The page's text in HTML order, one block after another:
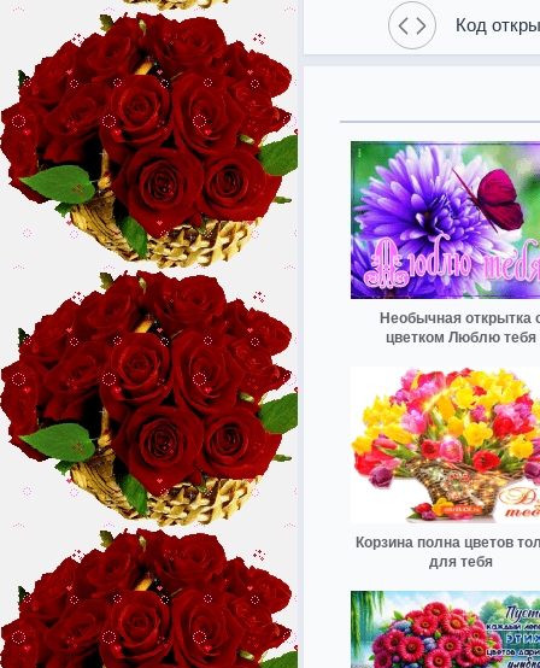
Код
Необычная открытка
цветком Люблю тебя
Корзина полна цветов
для тебя